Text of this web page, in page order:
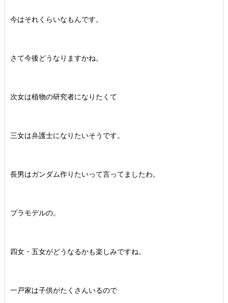
今はそれくらいなもんです。
さて今後どうなりますかね。
次女は植物の研究者になりたくて
三女は弁護士になりたいそうです。
長男はガンダム作りたいって言ってましたわ。
プラモデルの。
四女・五女がどうなるかも楽しみですね。
一戸家は子供がたくさんいるので